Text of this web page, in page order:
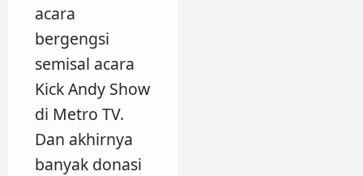
acara
bergengsi
semisal acara
Kick Andy Show
di Metro TV.
Dan akhirnya
banyak donasi